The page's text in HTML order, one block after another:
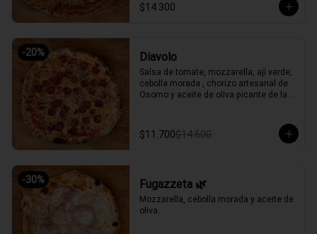
$14.300
-20% Diavolo
Salsa de tomate, mozzarella, ají verde,
cebolla morada , chorizo artesanal de
Osorno y aceite de oliva picante de la
$11.700$14.600
-30% Fugazzeta 🌿
Mozzarella, cebolla morada y aceite de
oliva.